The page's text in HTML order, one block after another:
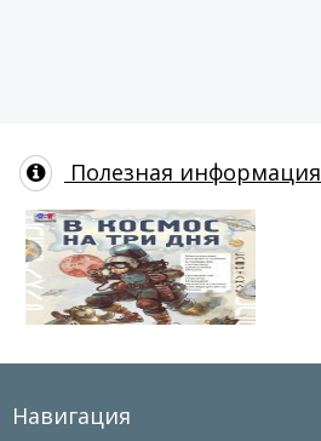
Полезная информация
Навигация